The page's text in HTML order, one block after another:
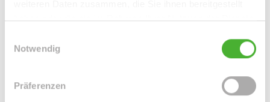
haben oder die sie im Rahmen Ihrer Nutzung der Dienste
Notwendig
Präferenzen
große Wohnraum. Die große lichtdurchflutete Küche bietet
Geschmack zum Detail modernisiert.